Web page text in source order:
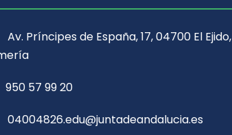
Av. Príncipes de España, 17, 04700 El Ejido,
950 57 99 20
04004826.edu@juntadeandalucia.es